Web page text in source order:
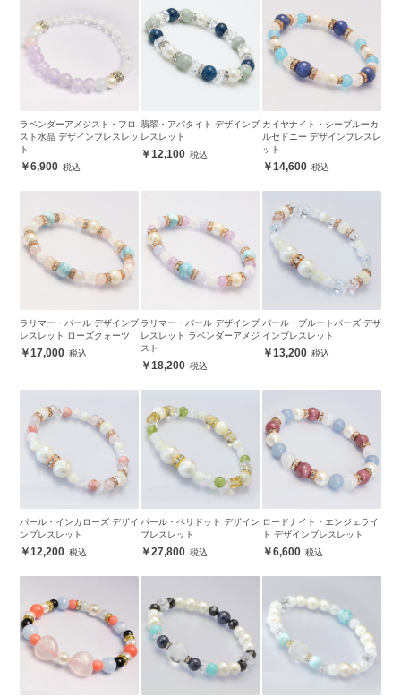
ラベンダーアメジスト・フロ
スト水晶 デザインブレスレッ
ト
6,900
翡翠・アパタイト デザインブ
レスレット
12,100
カイヤナイト・シーブルーカ
ルセドニー デザインブレスレ
ット
14,600
ラリマー・パール デザインブ
レスレット ローズクォーツ
17,000
ラリマー・パール デザインブ
レスレット ラベンダーアメジ
スト
18,200
パール・ブルートパーズ デザ
インブレスレット
13,200
パール・インカローズ デザイ
ンブレスレット
12,200
パール・ペリドット デザイン
ブレスレット
27,800
ロードナイト・エンジェライ
ト デザインブレスレット
6,600